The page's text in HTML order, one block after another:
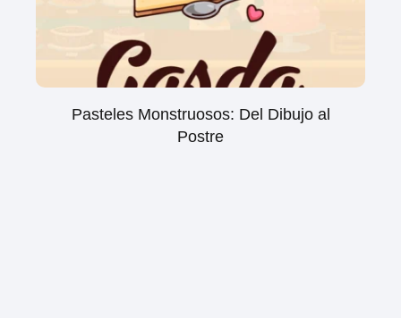
Pasteles Monstruosos: Del Dibujo al
Postre